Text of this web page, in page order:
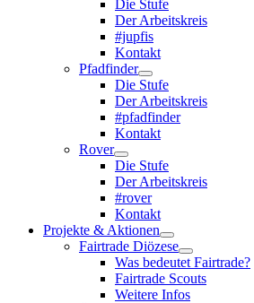
Die Stufe
Der Arbeitskreis
#jupfis
Kontakt
Pfadfinder
Die Stufe
Der Arbeitskreis
#pfadfinder
Kontakt
Rover
Die Stufe
Der Arbeitskreis
#rover
Kontakt
Projekte & Aktionen
Fairtrade Diözese
Was bedeutet Fairtrade?
Fairtrade Scouts
Weitere Infos